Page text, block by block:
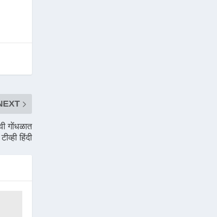
गोंधळात
हिंदी